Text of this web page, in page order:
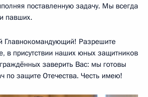
поставленную задачу. Мы всегда
павших.
Главнокомандующий! Разрешите
в присутствии наших юных защитников
заверить Вас: мы готовы
по защите Отечества. Честь имею!